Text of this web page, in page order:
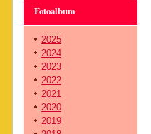
Fotoalbum
2025
2024
2023
2022
2021
2020
2019